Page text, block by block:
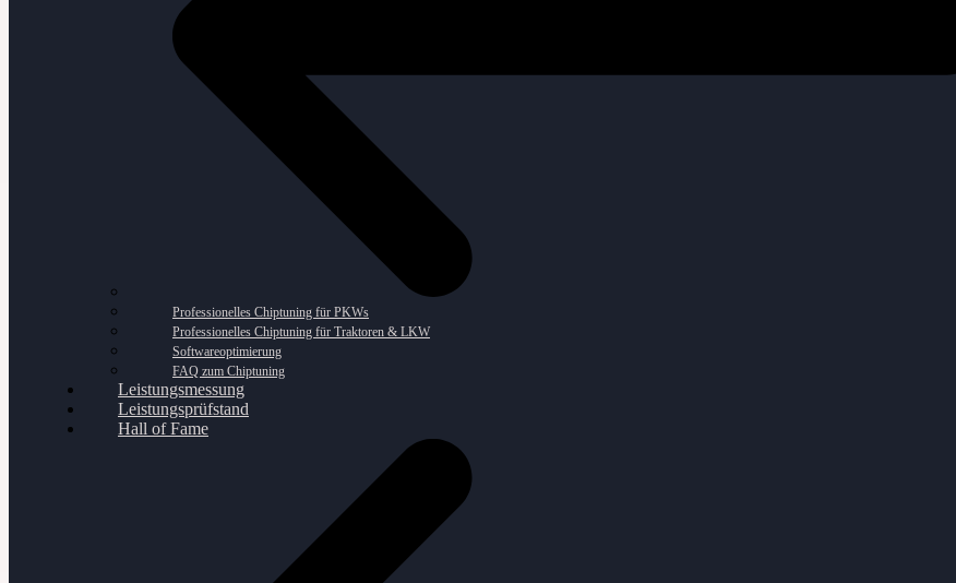
Professionelles Chiptuning für PKWs
Professionelles Chiptuning für Traktoren & LKW
Softwareoptimierung
FAQ zum Chiptuning
Leistungsmessung
Leistungsprüfstand
Hall of Fame